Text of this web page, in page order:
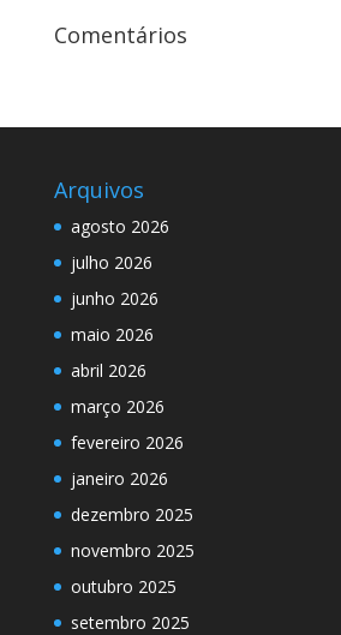
Comentários
Arquivos
agosto 2026
julho 2026
junho 2026
maio 2026
abril 2026
março 2026
fevereiro 2026
janeiro 2026
dezembro 2025
novembro 2025
outubro 2025
setembro 2025